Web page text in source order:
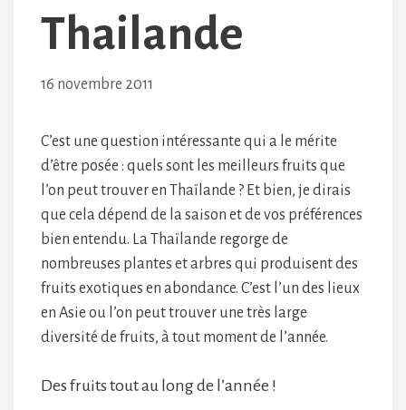
Thailande
16 novembre 2011
C’est une question intéressante qui a le mérite
d’être posée : quels sont les meilleurs fruits que
l’on peut trouver en Thaïlande ? Et bien, je dirais
que cela dépend de la saison et de vos préférences
bien entendu. La Thaïlande regorge de
nombreuses plantes et arbres qui produisent des
fruits exotiques en abondance. C’est l’un des lieux
en Asie ou l’on peut trouver une très large
diversité de fruits, à tout moment de l’année.
Des fruits tout au long de l’année !